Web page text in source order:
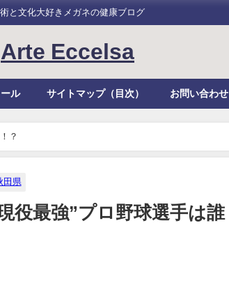
と文化大好きメガネの健康ブログ
Arte Eccelsa
ル サイトマップ（目次） お問い合わせ
？
田県
役最強”プロ野球選手は誰